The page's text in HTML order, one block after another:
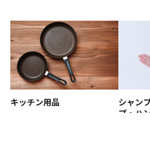
キッチン用品
シャン
プ・ハ